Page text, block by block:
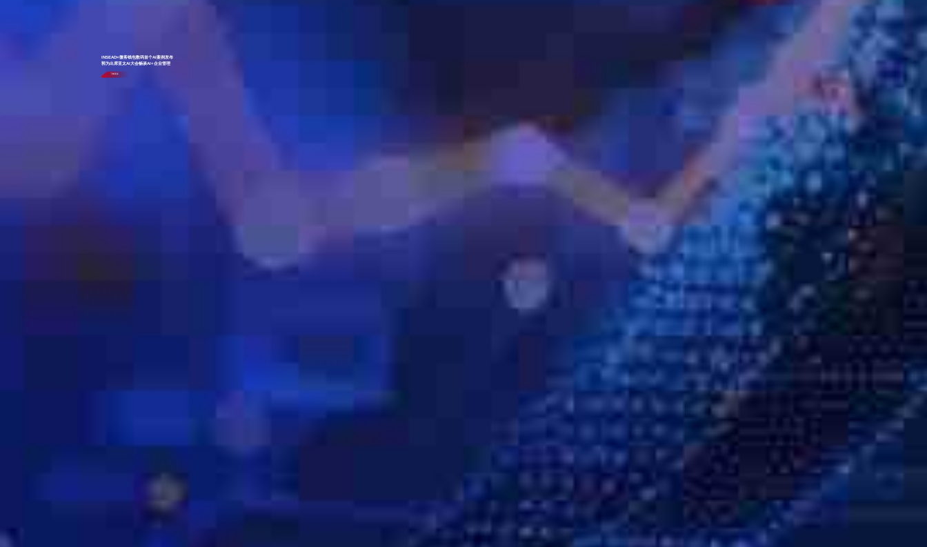
INSEAD×微客钱包数码首个AI案例发布
郭为出席亚太AI大会畅谈AI+企业管理
了解更多